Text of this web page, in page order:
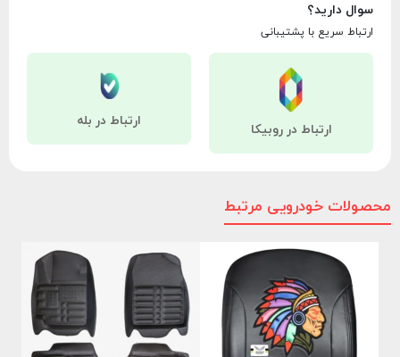
سوال دارید؟
ارتباط سریع با پشتیبانی
ارتباط در روبیکا
ارتباط در بله
محصولات خودرویی مرتبط